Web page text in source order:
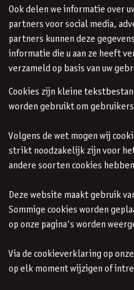
Ook delen we informatie over
partners voor social media,
partners kunnen deze
informatie die u aan ze heeft
verzameld op basis van uw
Cookies zijn kleine
worden gebruikt om
Volgens de wet mogen wij
strikt noodzakelijk zijn voor
andere soorten cookies
Deze website maakt gebruik
Sommige cookies worden
op onze pagina's worden
Via de cookieverklaring op
op elk moment wijzigen of